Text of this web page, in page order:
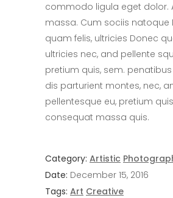
commodo ligula eget dolor.
massa. Cum sociis natoque
quam felis, ultricies Donec
ultricies nec, and pellente
pretium quis, sem.
dis parturient montes, nec,
pellentesque eu, pretium
consequat massa quis.
Category: Artistic
Date: December 15, 2016
Tags: Art Creative